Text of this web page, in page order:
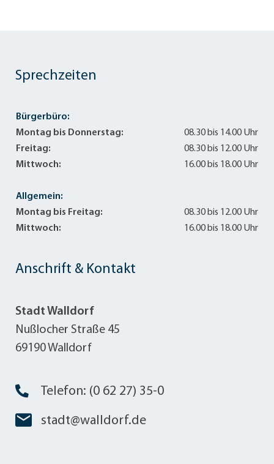
Anschrift & Kontakt
Stadt Walldorf
Nußlocher Straße 45
69190 Walldorf
Telefon: (0 62 27) 35-0
stadt@walldorf.de
Sprechzeiten
Bürgerbüro:
Montag bis Donnerstag:
08.30 bis 14.00 Uhr
Freitag:
08.30 bis 12.00 Uhr
Mittwoch:
16.00 bis 18.00 Uhr
Allgemein:
Montag bis Freitag:
08.30 bis 12.00 Uhr
Mittwoch:
16.00 bis 18.00 Uhr